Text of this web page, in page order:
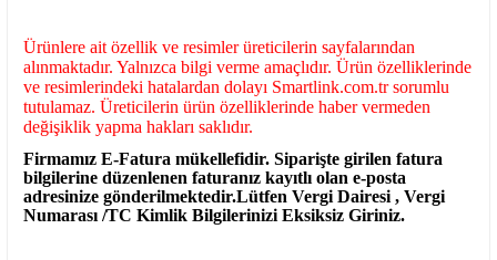
Ürünlere ait özellik ve resimler üreticilerin sayfalarından
alınmaktadır. Yalnızca bilgi verme amaçlıdır. Ürün özelliklerinde
ve resimlerindeki hatalardan dolayı Smartlink.com.tr sorumlu
tutulamaz. Üreticilerin ürün özelliklerinde haber vermeden
değişiklik yapma hakları saklıdır.
Firmamız E-Fatura mükellefidir. Siparişte girilen fatura
bilgilerine düzenlenen faturanız kayıtlı olan e-posta
adresinize gönderilmektedir.Lütfen Vergi Dairesi , Vergi
Numarası /TC Kimlik Bilgilerinizi Eksiksiz Giriniz.